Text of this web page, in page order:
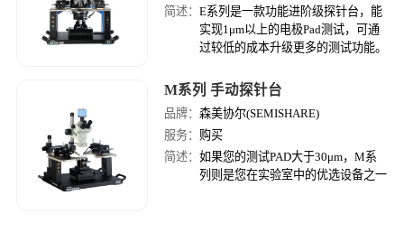
简述：E系列是一款功能进阶级探针台，能
实现1μm以上的电极Pad测试，可通
过较低的成本升级更多的测试功能。
M系列 手动探针台
品牌：森美协尔(SEMISHARE)
服务： 购买
简述：如果您的测试PAD大于30μm，M系
列则是您在实验室中的优选设备之一